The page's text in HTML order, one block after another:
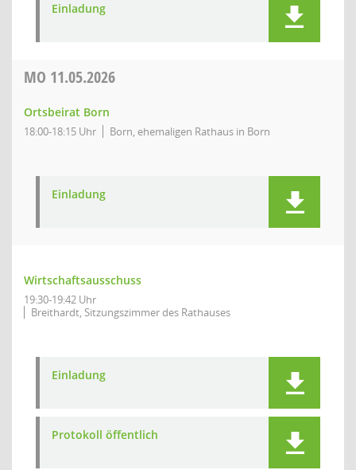
Einladung
MO 11.05.2026
Ortsbeirat Born
18:00-18:15 Uhr Born, ehemaligen Rathaus in Born
Einladung
Wirtschaftsausschuss
19:30-19:42 Uhr
Breithardt, Sitzungszimmer des Rathauses
Einladung
Protokoll öffentlich